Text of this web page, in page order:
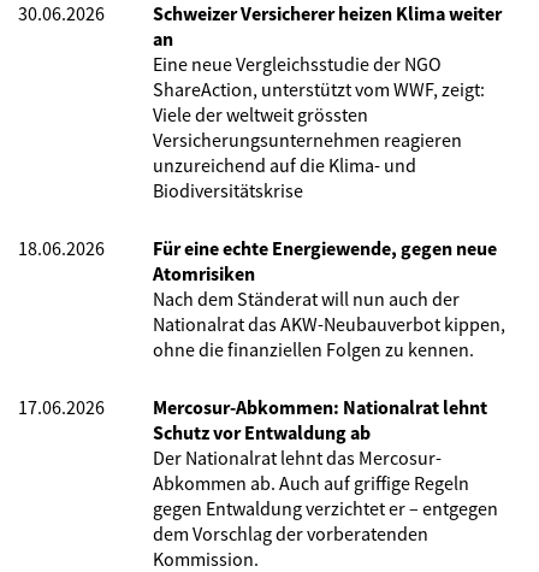
30.06.2026
Schweizer Versicherer heizen Klima weiter
an
Eine neue Vergleichsstudie der NGO
ShareAction, unterstützt vom WWF, zeigt:
Viele der weltweit grössten
Versicherungsunternehmen reagieren
unzureichend auf die Klima- und
Biodiversitätskrise
18.06.2026
Für eine echte Energiewende, gegen neue
Atomrisiken
Nach dem Ständerat will nun auch der
Nationalrat das AKW-Neubauverbot kippen,
ohne die finanziellen Folgen zu kennen.
17.06.2026
Mercosur-Abkommen: Nationalrat lehnt
Schutz vor Entwaldung ab
Der Nationalrat lehnt das Mercosur-
Abkommen ab. Auch auf griffige Regeln
gegen Entwaldung verzichtet er – entgegen
dem Vorschlag der vorberatenden
Kommission.